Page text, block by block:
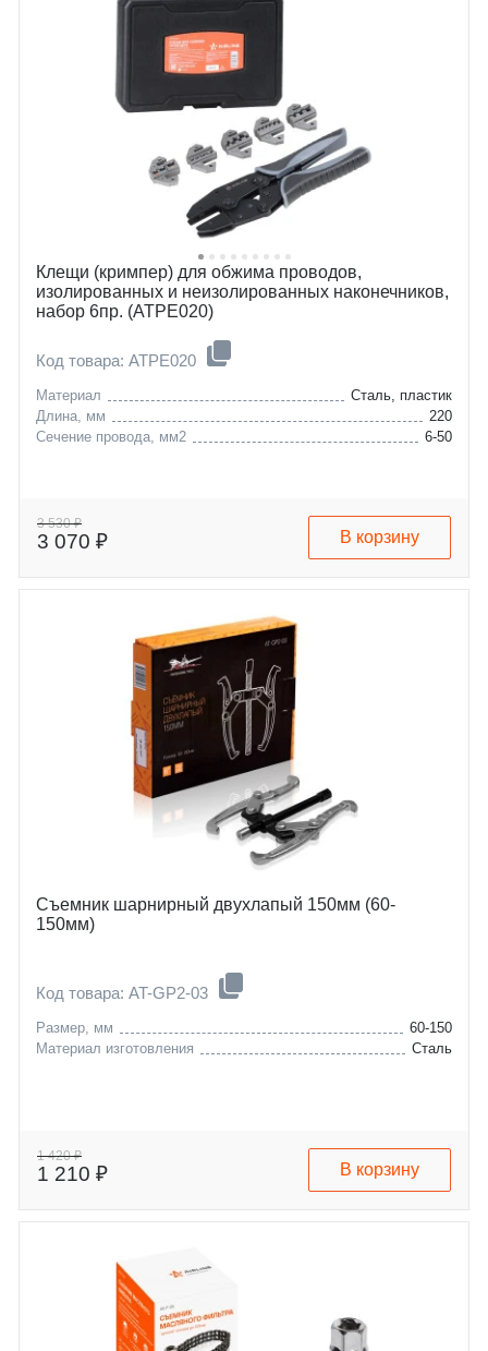
Клещи (кримпер) для обжима проводов,
изолированных и неизолированных наконечников,
набор 6пр. (ATPE020)
Код товара: ATPE020
Материал
Сталь, пластик
Длина, мм
220
Сечение провода, мм2
6-50
3 530 ₽
3 070 ₽ В корзину
Съемник шарнирный двухлапый 150мм (60-
150мм)
Код товара: AT-GP2-03
Размер, мм
60-150
Материал изготовления
Сталь
1 420 ₽
1 210 ₽ В корзину